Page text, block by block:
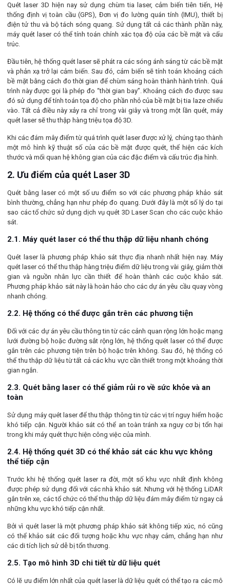
Quét laser 3D hiện nay sử dụng chùm tia laser, cảm biến tiên tiến, Hệ
thống định vị toàn cầu (GPS), Đơn vị đo lường quán tính (IMU), thiết bị
điện tử thu và bộ tách sóng quang. Sử dụng tất cả các thành phần này,
máy quét laser có thể tính toán chính xác tọa độ của các bề mặt và cấu
trúc.
Đầu tiên, hệ thống quét laser sẽ phát ra các sóng ánh sáng từ các bề mặt
và phản xạ trở lại cảm biến. Sau đó, cảm biến sẽ tính toán khoảng cách
bề mặt bằng cách đo thời gian để chùm sáng hoàn thành hành trình. Quá
trình này được gọi là phép đo “thời gian bay”. Khoảng cách đo được sau
đó sử dụng để tính toán tọa độ cho phần nhỏ của bề mặt bị tia laze chiếu
vào. Tất cả điều này xảy ra chỉ trong vài giây và trong một lần quét, máy
quét laser sẽ thu thập hàng triệu tọa độ 3D.
Khi các đám mây điểm từ quá trình quét laser được xử lý, chúng tạo thành
một mô hình kỹ thuật số của các bề mặt được quét, thể hiện các kích
thước và mối quan hệ không gian của các đặc điểm và cấu trúc địa hình.
2. Ưu điểm của quét Laser 3D
Quét bằng laser có một số ưu điểm so với các phương pháp khảo sát
bình thường, chẳng hạn như phép đo quang. Dưới đây là một số lý do tại
sao các tổ chức sử dụng dịch vụ quét 3D Laser Scan cho các cuộc khảo
sát.
2.1. Máy quét laser có thể thu thập dữ liệu nhanh chóng
Quét laser là phương pháp khảo sát thực địa nhanh nhất hiện nay. Máy
quét laser có thể thu thập hàng triệu điểm dữ liệu trong vài giây, giảm thời
gian và nguồn nhân lực cần thiết để hoàn thành các cuộc khảo sát.
Phương pháp khảo sát này là hoàn hảo cho các dự án yêu cầu quay vòng
nhanh chóng.
2.2. Hệ thống có thể được gắn trên các phương tiện
Đối với các dự án yêu cầu thông tin từ các cảnh quan rộng lớn hoặc mạng
lưới đường bộ hoặc đường sắt rộng lớn, hệ thống quét laser có thể được
gắn trên các phương tiện trên bộ hoặc trên không. Sau đó, hệ thống có
thể thu thập dữ liệu từ tất cả các khu vực cần thiết trong một khoảng thời
gian ngắn.
2.3. Quét bằng laser có thể giảm rủi ro về sức khỏe và an
toàn
Sử dụng máy quét laser để thu thập thông tin từ các vị trí nguy hiểm hoặc
khó tiếp cận. Người khảo sát có thể an toàn tránh xa nguy cơ bị tổn hại
trong khi máy quét thực hiện công việc của mình.
2.4. Hệ thống quét 3D có thể khảo sát các khu vực không
thể tiếp cận
Trước khi hệ thống quét laser ra đời, một số khu vực nhất định không
được phép sử dụng đối với các nhà khảo sát. Nhưng với hệ thống LiDAR
gắn trên xe, các tổ chức có thể thu thập dữ liệu đám mây điểm từ ngay cả
những khu vực khó tiếp cận nhất.
Bởi vì quét laser là một phương pháp khảo sát không tiếp xúc, nó cũng
có thể khảo sát các đối tượng hoặc khu vực nhạy cảm, chẳng hạn như
các di tích lịch sử dễ bị tổn thương.
2.5. Tạo mô hình 3D chi tiết từ dữ liệu quét
Có lẽ ưu điểm lớn nhất của quét laser là dữ liệu quét có thể tạo ra các mô